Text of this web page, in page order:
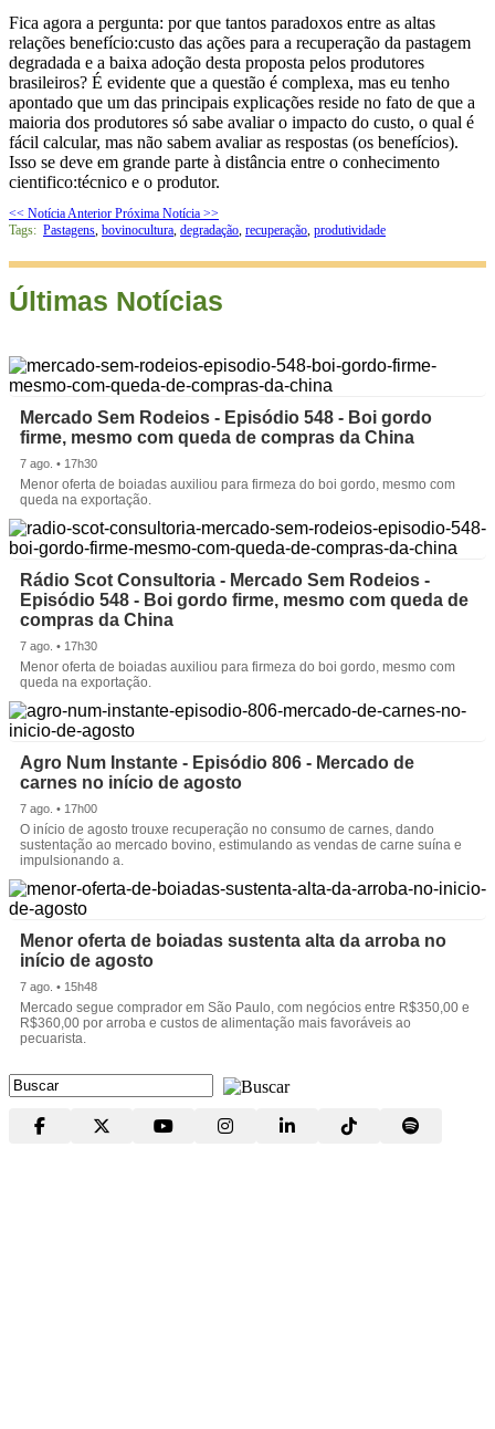
Fica agora a pergunta: por que tantos paradoxos entre as altas
relações benefício:custo das ações para a recuperação da pastagem
degradada e a baixa adoção desta proposta pelos produtores
brasileiros? É evidente que a questão é complexa, mas eu tenho
apontado que um das principais explicações reside no fato de que a
maioria dos produtores só sabe avaliar o impacto do custo, o qual é
fácil calcular, mas não sabem avaliar as respostas (os benefícios).
Isso se deve em grande parte à distância entre o conhecimento
cientifico:técnico e o produtor.
<< Notícia Anterior Próxima Notícia >>
Tags: Pastagens, bovinocultura, degradação, recuperação, produtividade
Últimas Notícias
Mercado Sem Rodeios - Episódio 548 - Boi gordo
firme, mesmo com queda de compras da China
7 ago. • 17h30
Menor oferta de boiadas auxiliou para firmeza do boi gordo, mesmo com
queda na exportação.
Rádio Scot Consultoria - Mercado Sem Rodeios -
Episódio 548 - Boi gordo firme, mesmo com queda de
compras da China
7 ago. • 17h30
Menor oferta de boiadas auxiliou para firmeza do boi gordo, mesmo com
queda na exportação.
Agro Num Instante - Episódio 806 - Mercado de
carnes no início de agosto
7 ago. • 17h00
O início de agosto trouxe recuperação no consumo de carnes, dando
sustentação ao mercado bovino, estimulando as vendas de carne suína e
impulsionando a.
Menor oferta de boiadas sustenta alta da arroba no
início de agosto
7 ago. • 15h48
Mercado segue comprador em São Paulo, com negócios entre R$350,00 e
R$360,00 por arroba e custos de alimentação mais favoráveis ao
pecuarista.